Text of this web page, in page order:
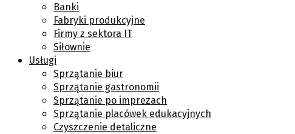
Banki
Fabryki produkcyjne
Firmy z sektora IT
Siłownie
Usługi
Sprzątanie biur
Sprzątanie gastronomii
Sprzątanie po imprezach
Sprzątanie placówek edukacyjnych
Czyszczenie detaliczne